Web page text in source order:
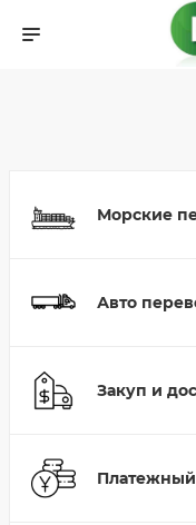
Морские
Авто
Закуп и
Платежный